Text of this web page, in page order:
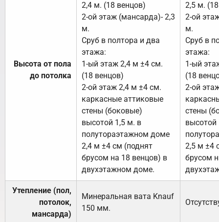
Высота от пола
до потолка
2,4 м. (18 венцов)
2-ой этаж (мансарда)- 2,3
м.
Сруб в полтора и два
этажа:
1-ый этаж 2,4 м ±4 см.
(18 венцов)
2-ой этаж 2,4 м ±4 см.
каркасные аттиковые
стены (боковые)
высотой 1,5 м. в
полутораэтажном доме
2,4 м ±4 см (поднят
брусом на 18 венцов) в
двухэтажном доме.
2,5 м.
2-ой
м.
Сруб в
этажа:
1-ый
(18
2-ой
стены
высотой
2,5 м ±4
брусом
Утепление (пол,
потолок,
мансарда)
Минеральная вата Knauf
150 мм.